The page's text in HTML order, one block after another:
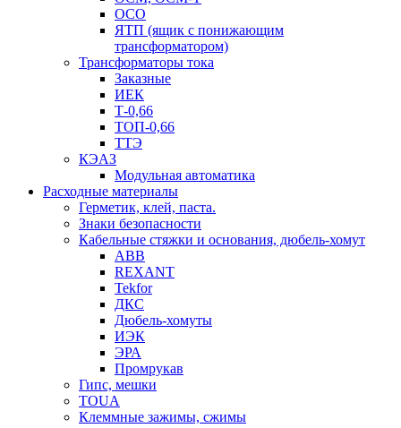
ОСО
ЯТП (ящик с понижающим
трансформатором)
Трансформаторы тока
Заказные
ИЕК
Т-0,66
ТОП-0,66
ТТЭ
КЭАЗ
Модульная автоматика
Расходные материалы
Герметик, клей, паста.
Знаки безопасности
Кабельные стяжки и основания, дюбель-хомут
ABB
REXANT
Tekfor
ДКС
Дюбель-хомуты
ИЭК
ЭРА
Промрукав
Гипс, мешки
TOUA
Клеммные зажимы, сжимы